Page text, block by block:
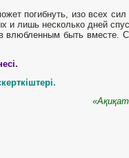
погибнуть, изо всех сил
и лишь несколько дней
влюбленным быть вместе.